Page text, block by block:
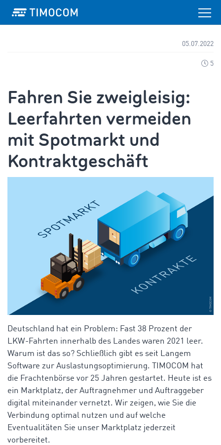
05.07.2022
5
Fahren Sie zweigleisig:
Leerfahrten vermeiden
mit Spotmarkt und
Kontraktgeschäft
Deutschland hat ein Problem: Fast 38 Prozent der
LKW-Fahrten innerhalb des Landes waren 2021 leer.
Warum ist das so? Schließlich gibt es seit Langem
Software zur Auslastungsoptimierung. TIMOCOM hat
die Frachtenbörse vor 25 Jahren gestartet. Heute ist es
ein Marktplatz, der Auftragnehmer und Auftraggeber
digital miteinander vernetzt. Wir zeigen, wie Sie die
Verbindung optimal nutzen und auf welche
Eventualitäten Sie unser Marktplatz jederzeit
vorbereitet.